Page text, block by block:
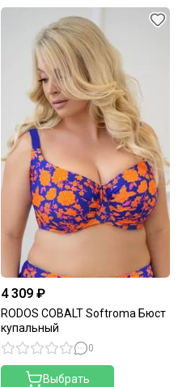
4 309 ₽
RODOS COBALT Softroma Бюст
купальный
0
Выбрать